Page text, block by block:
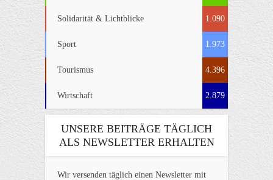
Solidarität & Lichtblicke 1.090
Sport 1.973
Tourismus 4.396
Wirtschaft 2.879
UNSERE BEITRÄGE TÄGLICH
ALS NEWSLETTER ERHALTEN
Wir versenden täglich einen Newsletter mit